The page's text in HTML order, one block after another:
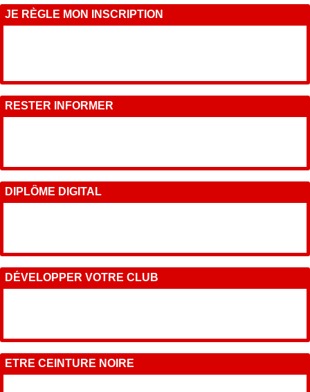
JE RÈGLE MON INSCRIPTION
RESTER INFORMER
DIPLÔME DIGITAL
DÉVELOPPER VOTRE CLUB
ETRE CEINTURE NOIRE